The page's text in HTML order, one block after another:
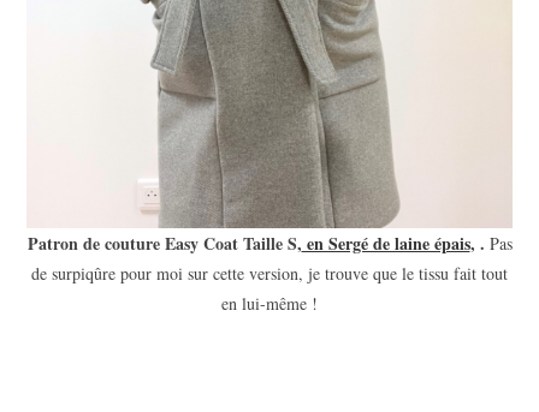
Patron de couture Easy Coat Taille S, en Sergé de laine épais, . Pas
de surpiqûre pour moi sur cette version, je trouve que le tissu fait tout
en lui-même !